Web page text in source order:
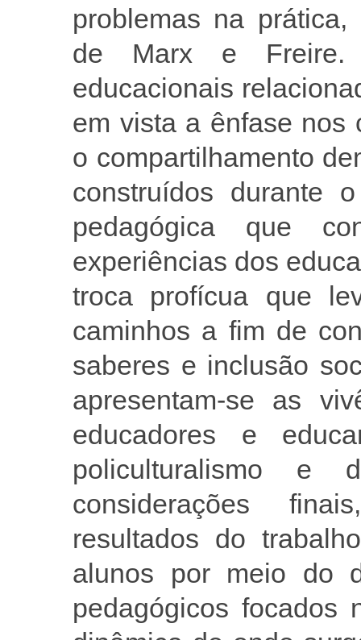
problemas na
de Marx e Freire.
educacionais
em vista a ênfase nos
o compartilhamento
construídos durante
pedagógica que
experiências dos
troca profícua que
caminhos a fim de
saberes e inclusão
apresentam-se as
educadores e
policulturalismo e
considerações
resultados do
alunos por meio do
pedagógicos focados